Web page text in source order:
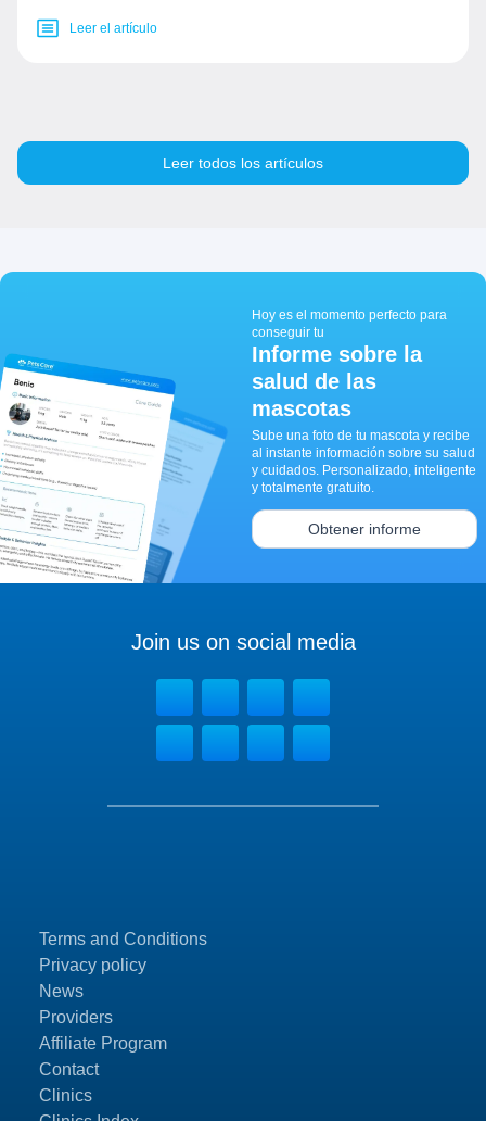
Leer el artículo
Leer todos los artículos
Hoy es el momento perfecto para
conseguir tu
Informe sobre la
salud de las
mascotas
Sube una foto de tu mascota y recibe
al instante información sobre su salud
y cuidados. Personalizado, inteligente
y totalmente gratuito.
Obtener informe
Terms and Conditions
Privacy policy
News
Providers
Affiliate Program
Contact
Clinics
Join us on social media